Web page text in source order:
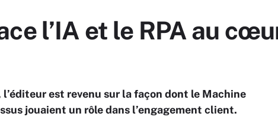
l’IA et le RPA au
l’éditeur est revenu sur la façon dont le Machine
jouaient un rôle dans l’engagement client.